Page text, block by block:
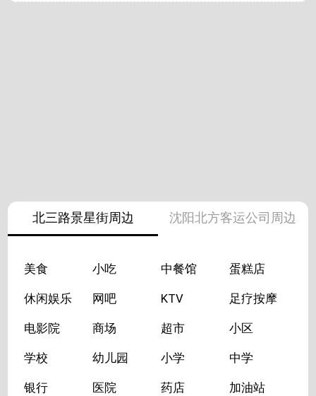
北三路景星街周边 沈阳北方客运公司周边
美食 小吃 中餐馆 蛋糕店
休闲娱乐 网吧 KTV 足疗按摩
电影院 商场 超市 小区
学校 幼儿园 小学 中学
银行 医院 药店 加油站